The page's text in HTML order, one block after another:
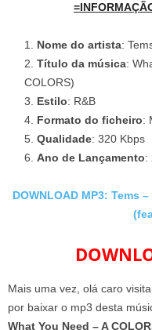
Nome do artista:
Título da música:
COLORS)
Estilo: R&B
Formato do ficheiro:
Qualidade: 320 Kbps
Ano de Lançamento:
DOWNLOAD MP3: Tems
Mais uma vez, olá caro
por baixar o mp3 desta
What You Need – A